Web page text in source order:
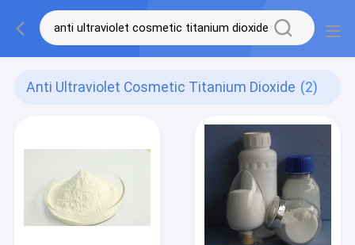
Anti Ultraviolet Cosmetic Titanium Dioxide (2)